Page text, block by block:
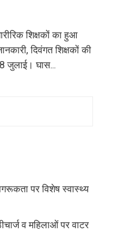
शिक्षकों का हुआ
दिवंगत शिक्षकों की
8 जुलाई। घास...
पर विशेष स्वास्थ्य
व महिलाओं पर वाटर